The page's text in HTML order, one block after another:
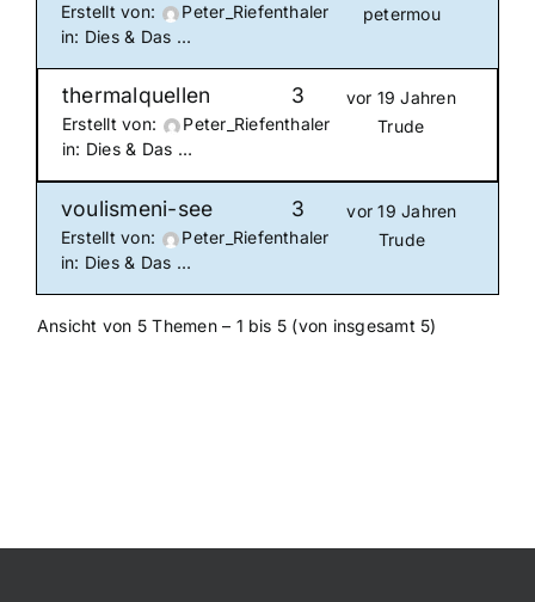
Erstellt von:
Peter_Riefenthaler
in: Dies & Das …
petermou
thermalquellen
Erstellt von:
Peter_Riefenthaler
in: Dies & Das …
3
vor 19 Jahren
Trude
voulismeni-see
Erstellt von:
Peter_Riefenthaler
in: Dies & Das …
3
vor 19 Jahren
Trude
Ansicht von 5 Themen – 1 bis 5 (von insgesamt 5)